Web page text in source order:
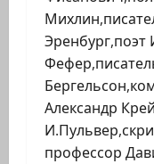
Эренбург,поэт
Александр
профессор